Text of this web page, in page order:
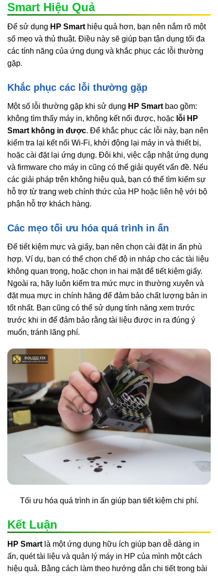
Smart Hiệu Quả
Để sử dụng HP Smarthiệu quả hơn, bạn nên nắm rõ một
số mẹo và thủ thuật. Điều này sẽ giúp bạn tận dụng tối đa
các tính năng của ứng dụng và khắc phục các lỗi thường
gặp.
Khắc phục các lỗi thường gặp
Một số lỗi thường gặp khi sử dụng HP Smart bao gồm:
không tìm thấy máy in, không kết nối được, hoặc lỗi HP
Smart không in được. Để khắc phục các lỗi này, bạn nên
kiểm tra lại kết nối Wi-Fi, khởi động lại máy in và thiết bị,
hoặc cài đặt lại ứng dụng. Đôi khi, việc cập nhật ứng dụng
và firmware cho máy in cũng có thể giải quyết vấn đề. Nếu
các giải pháp trên không hiệu quả, bạn có thể tìm kiếm sự
hỗ trợ từ trang web chính thức của HP hoặc liên hệ với bộ
phận hỗ trợ khách hàng.
Các mẹo tối ưu hóa quá trình in ấn
Để tiết kiệm mực và giấy, bạn nên chọn cài đặt in ấn phù
hợp. Ví dụ, bạn có thể chọn chế độ in nháp cho các tài liệu
không quan trọng, hoặc chọn in hai mặt để tiết kiệm giấy.
Ngoài ra, hãy luôn kiểm tra mức mực in thường xuyên và
đặt mua mực in chính hãng để đảm bảo chất lượng bản in
tốt nhất. Bạn cũng có thể sử dụng tính năng xem trước
trước khi in để đảm bảo rằng tài liệu được in ra đúng ý
muốn, tránh lãng phí.
Tối ưu hóa quá trình in ấn giúp bạn tiết kiệm chi phí.
Kết Luận
HP Smart là một ứng dụng hữu ích giúp bạn dễ dàng in
ấn, quét tài liệu và quản lý máy in HP của mình một cách
hiệu quả. Bằng cách làm theo hướng dẫn chi tiết trong bài